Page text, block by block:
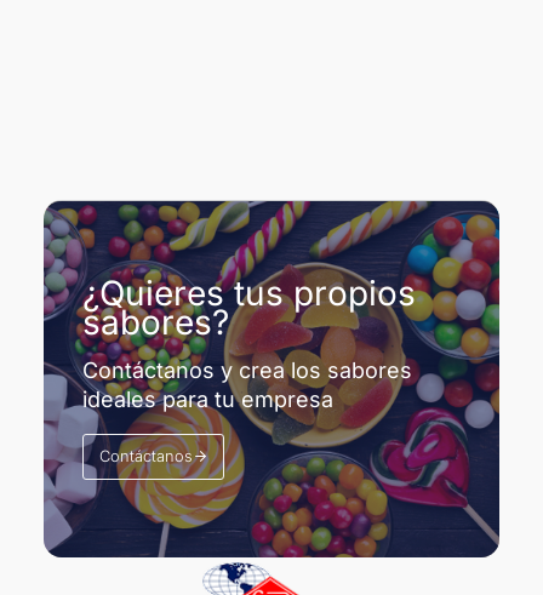
¿Quieres tus propios
sabores?
Contáctanos y crea los sabores
ideales para tu empresa
Contáctanos